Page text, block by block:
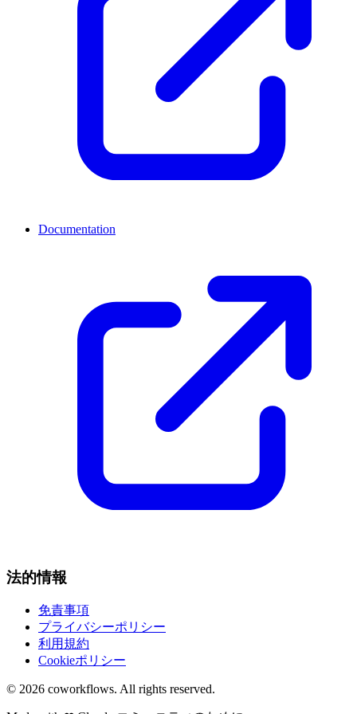
Documentation
法的情報
免責事項
プライバシーポリシー
利用規約
Cookieポリシー
© 2026 coworkflows. All rights reserved.